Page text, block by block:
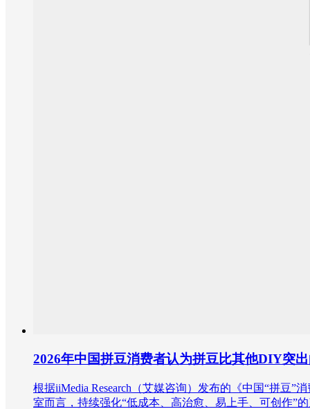
2026年中国拼豆消费者认为拼豆比其他DIY突
根据iiMedia Research（艾媒咨询）发布的《中国“拼豆
室而言，持续强化“低成本、高治愈、易上手、可创作”